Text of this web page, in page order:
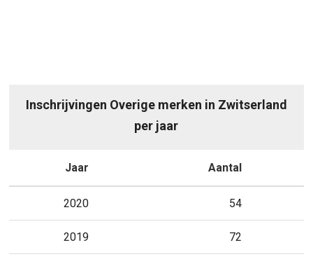
Inschrijvingen Overige merken in Zwitserland
per jaar
Jaar Aantal
2020 54
2019 72